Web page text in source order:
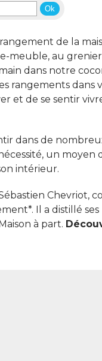
Ok
de la
meuble, au
dans notre
rangements dans
et de se sentir
dans de
un moyen
intérieur.
Chevriot,
Il a distillé ses
à part.